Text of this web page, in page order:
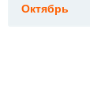
Октябрь